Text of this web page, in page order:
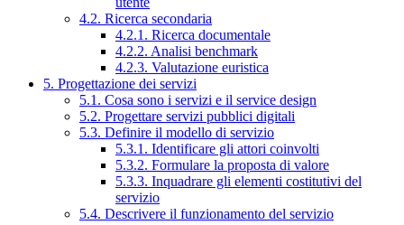
4.2. Ricerca secondaria
4.2.1. Ricerca documentale
4.2.2. Analisi benchmark
4.2.3. Valutazione euristica
5. Progettazione dei servizi
5.1. Cosa sono i servizi e il service design
5.2. Progettare servizi pubblici digitali
5.3. Definire il modello di servizio
5.3.1. Identificare gli attori coinvolti
5.3.2. Formulare la proposta di valore
5.3.3. Inquadrare gli elementi costitutivi del
servizio
5.4. Descrivere il funzionamento del servizio